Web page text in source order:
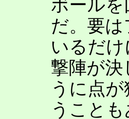
ボール
だ。要
いるだ
撃陣が
うに点
うこと